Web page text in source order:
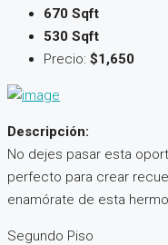
670 Sqft
530 Sqft
Precio: $1,650
Descripción:
No dejes pasar esta
perfecto para crear
enamórate de esta
Segundo Piso